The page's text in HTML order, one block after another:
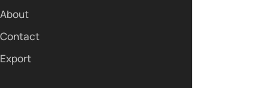
About
Contact
Export